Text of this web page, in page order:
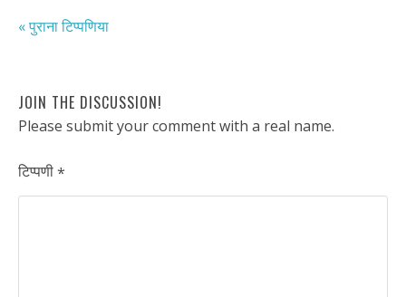
« पुराना टिप्पणिया
JOIN THE DISCUSSION!
Please submit your comment with a real name.
टिप्पणी*